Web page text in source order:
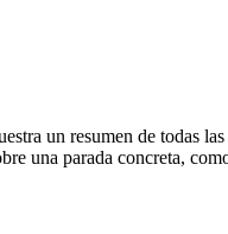
un resumen de todas
una parada concreta,